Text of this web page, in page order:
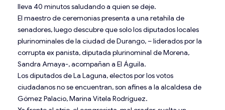
lleva 40 minutos saludando a quien se deje.
El maestro de ceremonias presenta a una retahíla de
senadores, luego descubre que solo los diputados locales
plurinominales de la ciudad de Durango, – liderados por la
corrupta ex panista, diputada plurinominal de Morena,
Sandra Amaya-, acompañan a El Águila.
Los diputados de La Laguna, electos por los votos
ciudadanos no se encuentran, son afines a la alcaldesa de
Gómez Palacio, Marina Vitela Rodríguez.